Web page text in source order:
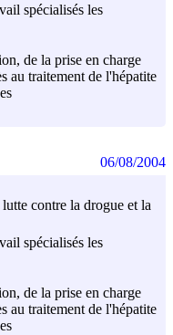
spécialisés les
de la prise en charge
au traitement de l'hépatite
contre la drogue et la
spécialisés les
de la prise en charge
au traitement de l'hépatite
06/08/2004